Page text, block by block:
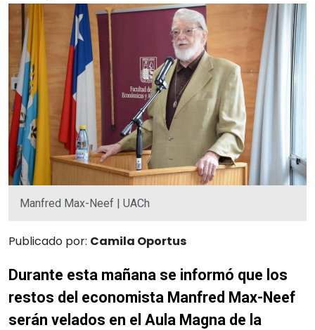
Manfred Max-Neef | UACh
Publicado por: Camila Oportus
Durante esta mañana se informó que los
restos del economista Manfred Max-Neef
serán velados en el Aula Magna de la